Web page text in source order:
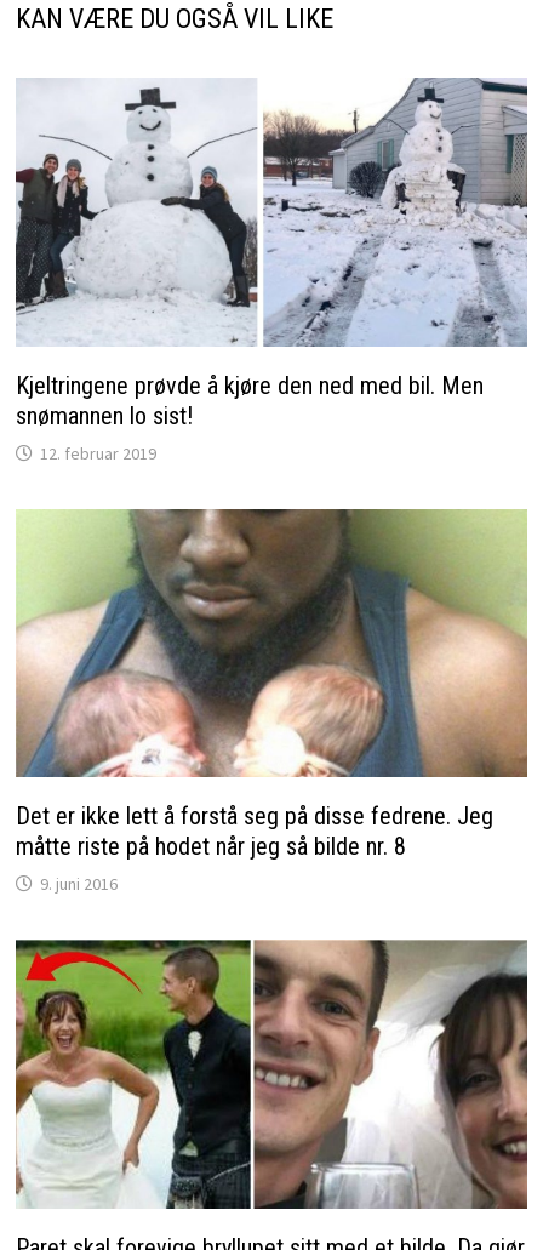
KAN VÆRE DU OGSÅ VIL LIKE
Kjeltringene prøvde å kjøre den ned med bil. Men
snømannen lo sist!
12. februar 2019
Det er ikke lett å forstå seg på disse fedrene. Jeg
måtte riste på hodet når jeg så bilde nr. 8
9. juni 2016